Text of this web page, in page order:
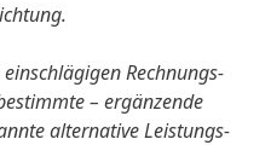
Rechnungs­
– ergänzende
alternative Leistungs­